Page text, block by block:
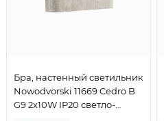
Бра, настенный светильник
Nowodvorski 11669 Cedro B
G9 2x10W IP20 светло-